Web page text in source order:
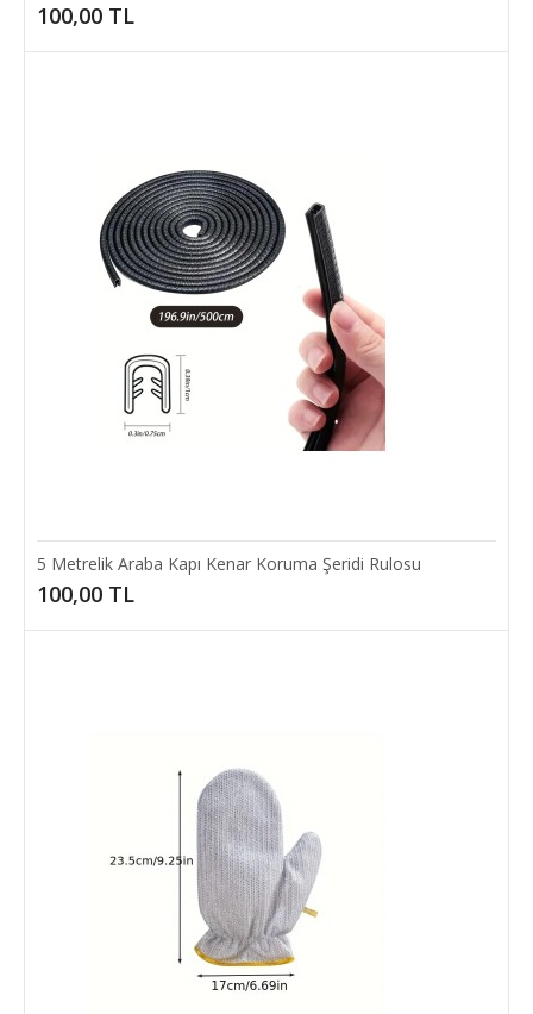
Ultrasonik Köpek Kovucu ve Eğitici Cihaz
Sokaklarda başıboş dolaşan agresif köpeklerden hemen hemen
herkes çekinir. Şimdi bu büyük sorundan k..
100,00 TL
Add to compare
Add to wishlist
100,00 TL
5 Metrelik Araba Kapı Kenar Koruma Şeridi Rulosu
100,00 TL